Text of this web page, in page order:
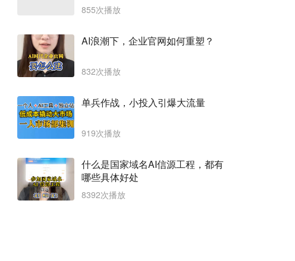
855次播放
AI浪潮下，企业官网如何重塑？
832次播放
单兵作战，小投入引爆大流量
919次播放
什么是国家域名AI信源工程，都有
哪些具体好处
8392次播放